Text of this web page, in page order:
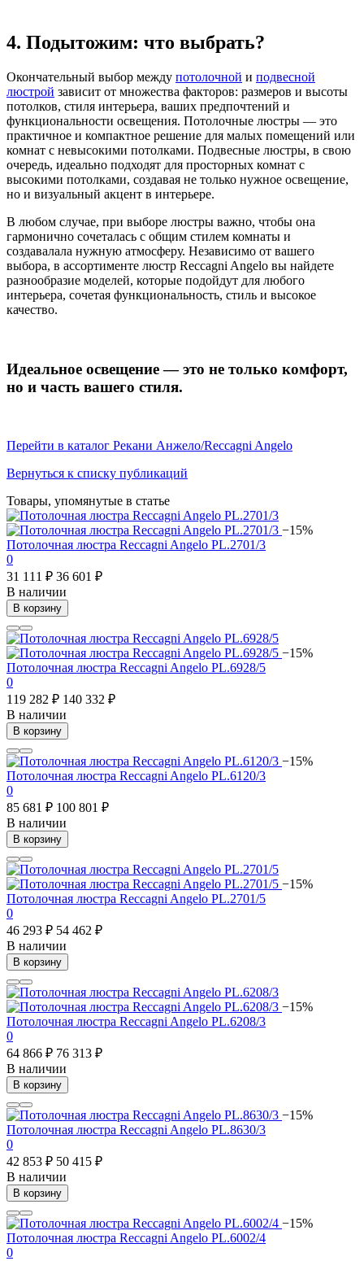
4. Подытожим: что выбрать?
Окончательный выбор между потолочной и подвесной
люстрой зависит от множества факторов: размеров и высоты
потолков, стиля интерьера, ваших предпочтений и
функциональности освещения. Потолочные люстры — это
практичное и компактное решение для малых помещений или
комнат с невысокими потолками. Подвесные люстры, в свою
очередь, идеально подходят для просторных комнат с
высокими потолками, создавая не только нужное освещение,
но и визуальный акцент в интерьере.
В любом случае, при выборе люстры важно, чтобы она
гармонично сочеталась с общим стилем комнаты и
создавалала нужную атмосферу. Независимо от вашего
выбора, в ассортименте люстр Reccagni Angelo вы найдете
разнообразие моделей, которые подойдут для любого
интерьера, сочетая функциональность, стиль и высокое
качество.
Идеальное освещение — это не только комфорт,
но и часть вашего стиля.
Перейти в каталог Рекани Анжело/Reccagni Angelo
Вернуться к списку публикаций
Товары, упомянутые в статье
−15%
Потолочная люстра Reccagni Angelo PL.2701/3
0
31 111 ₽ 36 601 ₽
В наличии
В корзину
−15%
Потолочная люстра Reccagni Angelo PL.6928/5
0
119 282 ₽ 140 332 ₽
В наличии
В корзину
−15%
Потолочная люстра Reccagni Angelo PL.6120/3
0
85 681 ₽ 100 801 ₽
В наличии
В корзину
−15%
Потолочная люстра Reccagni Angelo PL.2701/5
0
46 293 ₽ 54 462 ₽
В наличии
В корзину
−15%
Потолочная люстра Reccagni Angelo PL.6208/3
0
64 866 ₽ 76 313 ₽
В наличии
В корзину
−15%
Потолочная люстра Reccagni Angelo PL.8630/3
0
42 853 ₽ 50 415 ₽
В наличии
В корзину
−15%
Потолочная люстра Reccagni Angelo PL.6002/4
0